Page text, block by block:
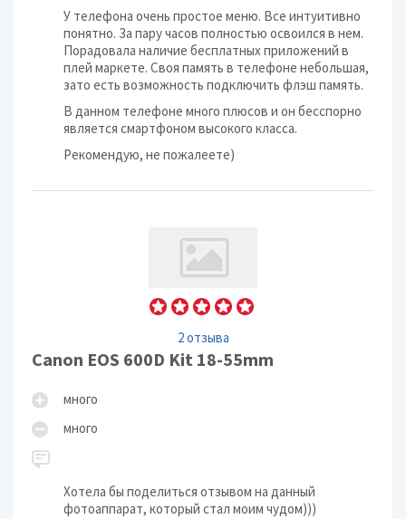
У телефона очень простое меню. Все интуитивно
понятно. За пару часов полностью освоился в нем.
Порадовала наличие бесплатных приложений в
плей маркете. Своя память в телефоне небольшая,
зато есть возможность подключить флэш память.
В данном телефоне много плюсов и он бесспорно
является смартфоном высокого класса.
Рекомендую, не пожалеете)
2 отзыва
Canon EOS 600D Kit 18-55mm
много
много
Хотела бы поделиться отзывом на данный
фотоаппарат, который стал моим чудом)))